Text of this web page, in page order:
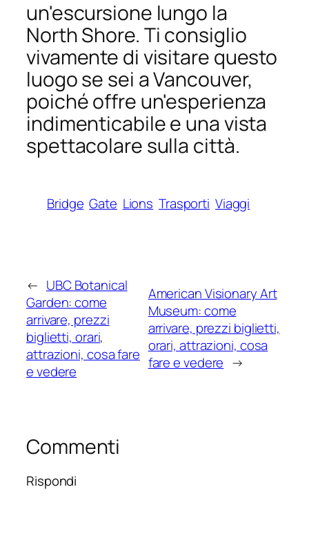
un'escursione lungo la
North Shore. Ti consiglio
vivamente di visitare questo
luogo se sei a Vancouver,
poiché offre un'esperienza
indimenticabile e una vista
spettacolare sulla città.
Bridge Gate Lions Trasporti Viaggi
← UBC Botanical
Garden: come
arrivare, prezzi
biglietti, orari,
attrazioni, cosa fare
e vedere
American Visionary Art
Museum: come
arrivare, prezzi biglietti,
orari, attrazioni, cosa
fare e vedere →
Commenti
Rispondi